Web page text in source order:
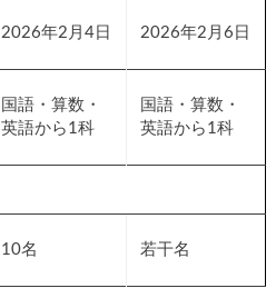
2026年2月4日 2026年2月6日
国語・算数・
英語から1科
国語・算数・
英語から1科
10名 若干名